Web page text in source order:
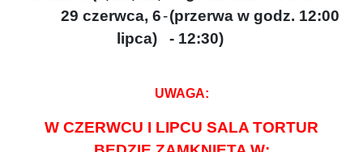
29 czerwca, 6
lipca)
-(przerwa w godz. 12:00
- 12:30)
UWAGA:
W CZERWCU I LIPCU SALA TORTUR